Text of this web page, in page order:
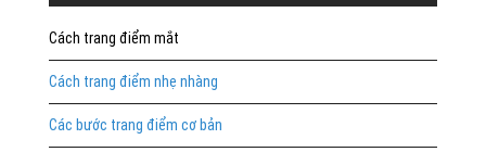
Cách trang điểm mắt
Cách trang điểm nhẹ nhàng
Các bước trang điểm cơ bản